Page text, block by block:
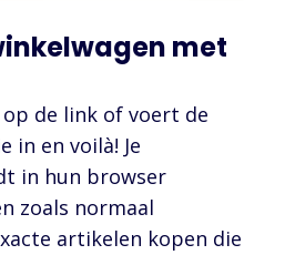
met
de link of voert de
in en voilà! Je
in hun browser
zoals normaal
artikelen kopen die